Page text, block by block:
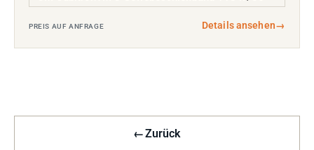
PREIS AUF ANFRAGE Details ansehen→
←Zurück